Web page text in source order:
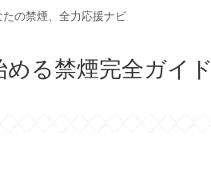
たの禁煙、全力応援ナビ
める禁煙完全ガイド